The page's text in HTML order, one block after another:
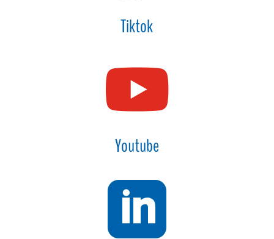
Tiktok

Youtube
